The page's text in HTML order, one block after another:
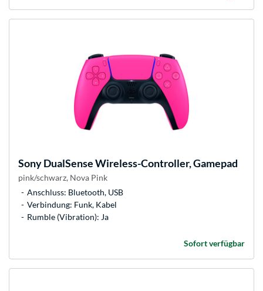
SonyDualSense Wireless-Controller, Gamepad
pink/schwarz, Nova Pink
Anschluss: Bluetooth, USB
Verbindung: Funk, Kabel
Rumble (Vibration): Ja
Sofort verfügbar